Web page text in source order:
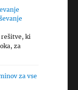
rešitve, ki
za
za vse